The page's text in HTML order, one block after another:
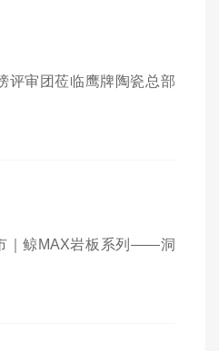
评审团莅临鹰牌陶瓷总部
｜鲸MAX岩板系列——洞